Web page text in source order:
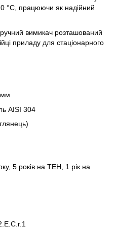
°С, працюючи як надійний
вимикач розташований
приладу для стаціонарного
AISI 304
5 років на ТЕН, 1 рік на